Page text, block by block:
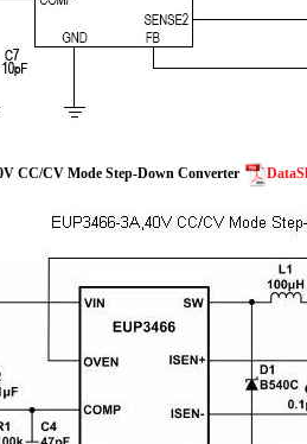
CC/CV Mode Step-Down Converter